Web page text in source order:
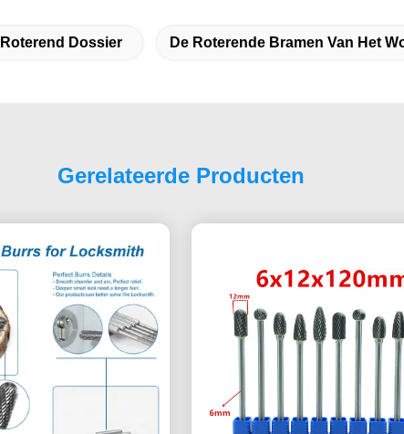
Dossier De Roterende Bramen Van Het
Gerelateerde Producten